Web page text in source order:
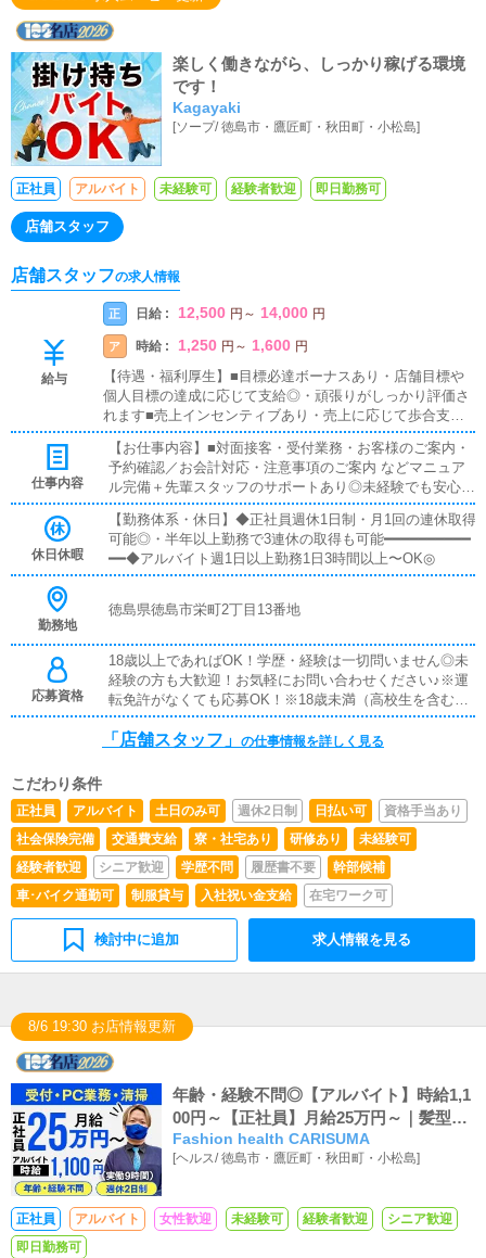
楽しく働きながら、しっかり稼げる環境
です！
Kagayaki
[ソープ/徳島市・鷹匠町・秋田町・小松島]
正社員 アルバイト 未経験可 経験者歓迎 即日勤務可
店舗スタッフ
店舗スタッフの求人情報
給与
正 日給 : 12,500 円 ～ 14,000 円
ア 時給 : 1,250 円 ～ 1,600 円
【待遇・福利厚生】■目標必達ボーナスあり・店舗目標や
個人目標の達成に応じて支給◎・頑張りがしっかり評価さ
れます■売上インセンティブあり・売上に応じて歩合支
給・成果がダイレクトに収入へ反映されます■試用期間あ
り・入社後は研修・試用期間あり・未経験でも安心してス
タートできます■日払いOK・急な出費にも対応可能・働い
た分をその日に受け取りOK◎■給与手渡し・振込待ちなし
で安心・希望に応じて手渡し対応可能■社員寮完備・即入
居OKの個室寮あり・新生活のスタートもサポートします
仕事内容
【お仕事内容】■対面接客・受付業務・お客様のご案内・
予約確認／お会計対応・注意事項のご案内 などマニュア
ル完備＋先輩スタッフのサポートあり◎未経験でも安心し
てスタートできます！━━━━━━━━━━━━■キャスト管理・キ
ャストさんのサポート業務・写メ日記などのPR方法アド
バイス「どうすれば稼げるか」を一緒に考えるお仕事です
◎━━━━━━━━━━━━■PC更新業務・ヘブンネット等の情報
は簡単な入力作業なので、PCが苦手でも問題ありません
充・管理快適に過ごせる環境づくりをお願いします♪
休日休暇
【勤務体系・休日】◆正社員週休1日制・月1回の連休取得
可能◎・半年以上勤務で3連休の取得も可能━━━━━━━━━━
━━◆アルバイト週1日以上勤務1日3時間以上〜OK◎
勤務地
徳島県徳島市栄町2丁目13番地
応募資格
18歳以上であればOK！学歴・経験は一切問いません◎未
経験の方も大歓迎！お気軽にお問い合わせください♪※運
転免許がなくても応募OK！※18歳未満（高校生を含む）
のご応募はお断りしております。
「店舗スタッフ」 の仕事情報を詳しく見る
こだわり条件
正社員 アルバイト 土日のみ可 週休2日制 日払い可
資格手当あり
社会保険完備
交通費支給 寮・社宅あり 研修あり
未経験可
経験者歓迎
シニア歓迎 学歴不問 履歴書不要
幹部候補
車･バイク通勤可
制服貸与 入社祝い金支給 在宅ワーク可
検討中に追加 求人情報を見る
8/6 19:30 お店情報更新
年齢・経験不問◎【アルバイト】時給1,1
00円～【正社員】月給25万円～｜髪型自
由
Fashion health CARISUMA
[ヘルス/徳島市・鷹匠町・秋田町・小松島]
正社員 アルバイト 女性歓迎 未経験可 経験者歓迎
シニア歓迎
即日勤務可